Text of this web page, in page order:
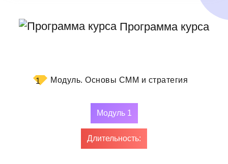
Программа курса
1 Модуль. Основы СММ и стратегия
Модуль 1
Длительность: